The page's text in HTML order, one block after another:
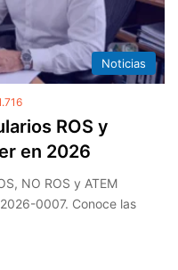
Noticias
ROS y
en 2026
NO ROS y ATEM
0007. Conoce las